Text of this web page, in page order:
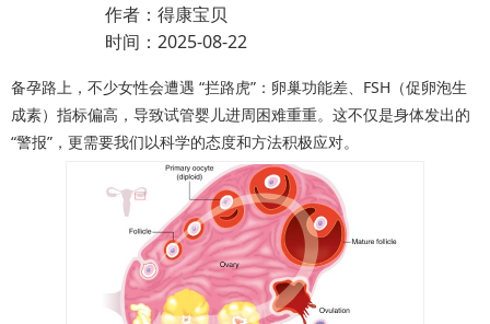
作者：得康宝贝
时间：2025-08-22
备孕路上，不少女性会遭遇 “拦路虎”：卵巢功能差、FSH（促卵泡生
成素）指标偏高，导致试管婴儿进周困难重重。这不仅是身体发出的
“警报”，更需要我们以科学的态度和方法积极应对。